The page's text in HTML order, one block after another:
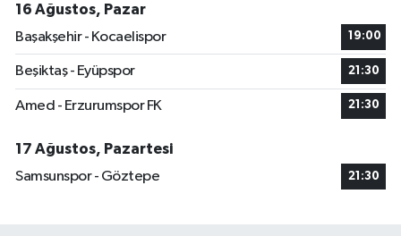
16 Ağustos, Pazar
Başakşehir - Kocaelispor
19:00
Beşiktaş - Eyüpspor 21:30
Amed - Erzurumspor FK 21:30
17 Ağustos, Pazartesi
Samsunspor - Göztepe
21:30